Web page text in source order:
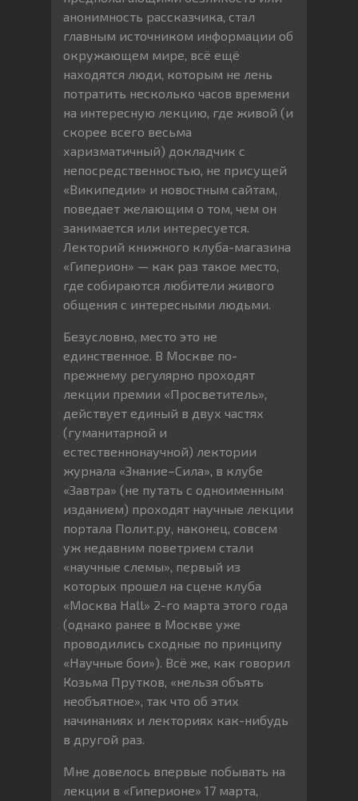
анонимность рассказчика, стал
главным источником информации об
окружающем мире, всё ещё
находятся люди, которым не лень
потратить несколько часов времени
на интересную лекцию, где живой (и
скорее всего весьма
харизматичный) докладчик с
непосредственностью, не присущей
«Википедии» и новостным сайтам,
поведает желающим о том, чем он
занимается или интересуется.
Лекторий книжного клуба-магазина
«Гиперион» — как раз такое место,
где собираются любители живого
общения с интересными людьми.
Безусловно, место это не
единственное. В Москве по-
прежнему регулярно проходят
лекции премии «Просветитель»,
действует единый в двух частях
(гуманитарной и
естественнонаучной) лектории
журнала «Знание–Сила», в клубе
«Завтра» (не путать с одноименным
изданием) проходят научные лекции
портала Полит.ру, наконец, совсем
уж недавним поветрием стали
«научные слемы», первый из
которых прошел на сцене клуба
«Москва Hall» 2-го марта этого года
(однако ранее в Москве уже
проводились сходные по принципу
«Научные бои»). Всё же, как говорил
Козьма Прутков, «нельзя объять
необъятное», так что об этих
начинаниях и лекториях как-нибудь
в другой раз.
Мне довелось впервые побывать на
лекции в «Гиперионе» 17 марта,